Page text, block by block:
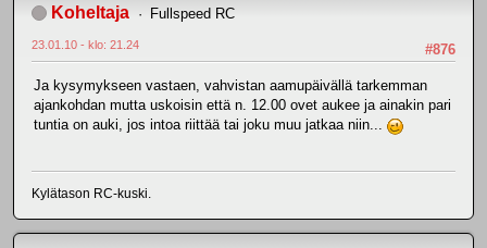
Koheltaja Fullspeed RC
#876
23.01.10 - klo: 21.24
Ja kysymykseen vastaen, vahvistan aamupäivällä tarkemman
ajankohdan mutta uskoisin että n. 12.00 ovet aukee ja ainakin pari
tuntia on auki, jos intoa riittää tai joku muu jatkaa niin...
Kylätason RC-kuski.